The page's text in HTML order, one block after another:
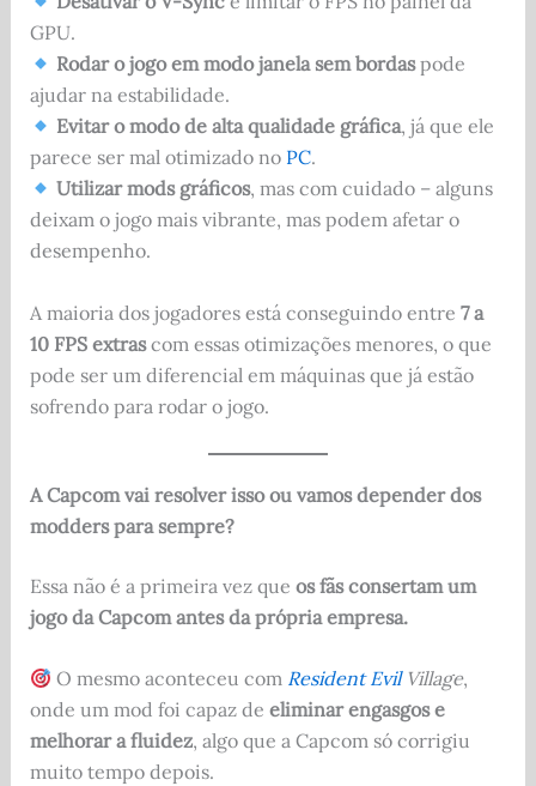
GPU.
Rodar o jogo em modo janela sem bordaspode
ajudar na estabilidade.
Evitar o modo de alta qualidade gráfica, já que ele
parece ser mal otimizado no PC.
Utilizar mods gráficos, mas com cuidado – alguns
deixam o jogo mais vibrante, mas podem afetar o
desempenho.
A maioria dos jogadores está conseguindo entre 7 a
10 FPS extrascom essas otimizações menores, o que
pode ser um diferencial em máquinas que já estão
sofrendo para rodar o jogo.
A Capcom vai resolver isso ou vamos depender dos
modders para sempre?
Essa não é a primeira vez que os fãs consertam um
jogo da Capcom antes da própria empresa.
O mesmo aconteceu com Resident EvilVillage,
onde um mod foi capaz de eliminar engasgos e
melhorar a fluidez, algo que a Capcom só corrigiu
muito tempo depois.